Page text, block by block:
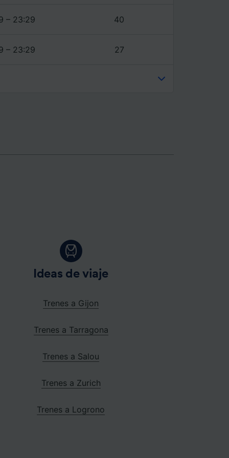
– 23:29 40
– 23:29 27
Ideas de viaje
Trenes a Gijon
Trenes a Tarragona
Trenes a Salou
Trenes a Zurich
Trenes a Logrono